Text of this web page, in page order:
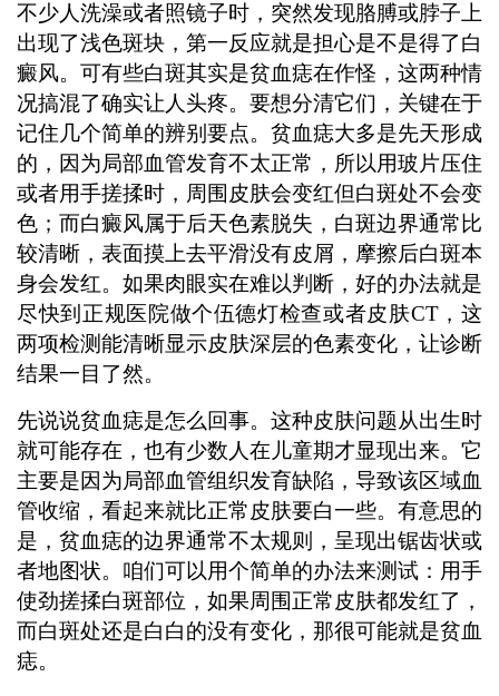
不少人洗澡或者照镜子时，突然发现胳膊或脖子上
出现了浅色斑块，第一反应就是担心是不是得了白
癜风。可有些白斑其实是贫血痣在作怪，这两种情
况搞混了确实让人头疼。要想分清它们，关键在于
记住几个简单的辨别要点。贫血痣大多是先天形成
的，因为局部血管发育不太正常，所以用玻片压住
或者用手搓揉时，周围皮肤会变红但白斑处不会变
色；而白癜风属于后天色素脱失，白斑边界通常比
较清晰，表面摸上去平滑没有皮屑，摩擦后白斑本
身会发红。如果肉眼实在难以判断，好的办法就是
尽快到正规医院做个伍德灯检查或者皮肤CT，这
两项检测能清晰显示皮肤深层的色素变化，让诊断
结果一目了然。
先说说贫血痣是怎么回事。这种皮肤问题从出生时
就可能存在，也有少数人在儿童期才显现出来。它
主要是因为局部血管组织发育缺陷，导致该区域血
管收缩，看起来就比正常皮肤要白一些。有意思的
是，贫血痣的边界通常不太规则，呈现出锯齿状或
者地图状。咱们可以用个简单的办法来测试：用手
使劲搓揉白斑部位，如果周围正常皮肤都发红了，
而白斑处还是白白的没有变化，那很可能就是贫血
痣。